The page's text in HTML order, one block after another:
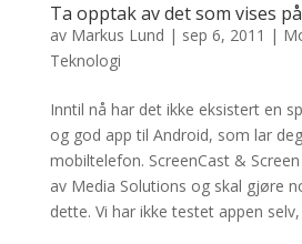
Ta opptak av det som vises
av Markus Lund | sep 6, 2011 |
Teknologi
Inntil nå har det ikke eksistert en
og god app til Android, som lar
mobiltelefon. ScreenCast &
av Media Solutions og skal gjøre
dette. Vi har ikke testet appen